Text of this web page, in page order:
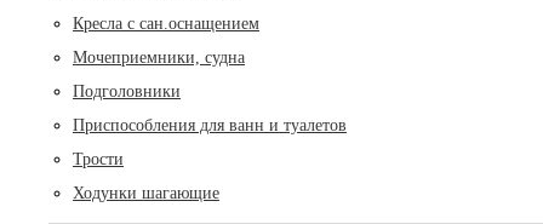
Кресла с сан.оснащением
Мочеприемники, судна
Подголовники
Приспособления для ванн и туалетов
Трости
Ходунки шагающие